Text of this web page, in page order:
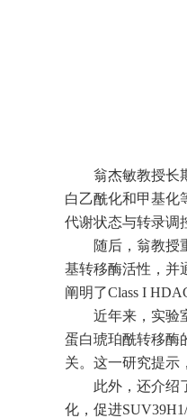
翁杰敏教授长
白乙酰化和甲基化
代谢状态与转录调
随后，翁教授
基转移酶活性，并
阐明了Class I
近年来，实验
蛋白琥珀酰转移酶
关。这一研究提示
此外，还介绍
化，促进